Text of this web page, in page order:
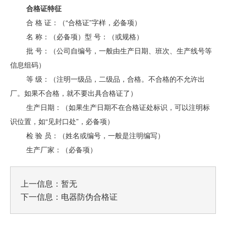
合格证特征
合 格 证：（“合格证”字样，必备项）
名 称：（必备项）型 号：（或规格）
批 号：（公司自编号，一般由生产日期、班次、生产线号等
信息组码）
等 级：（注明一级品，二级品，合格。不合格的不允许出
厂。如果不合格，就不要出具合格证了）
生产日期：（如果生产日期不在合格证处标识，可以注明标
识位置，如“见封口处”，必备项）
检 验 员：（姓名或编号，一般是注明编写）
生产厂家：（必备项）
上一信息：暂无
下一信息： 电器防伪合格证